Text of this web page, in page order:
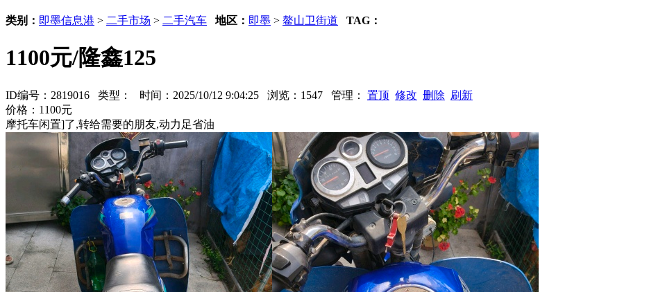
类别： 即墨信息港 > 二手市场 > 二手汽车 地区： 即墨 > 鳌山卫街道 TAG：
1100元/隆鑫125
ID编号：2819016 类型： 时间：2025/10/12 9:04:25 浏览：1547 管理： 置顶 修改 删除 刷新
价格：1100元
摩托车闲置]了,转给需要的朋友,动力足省油